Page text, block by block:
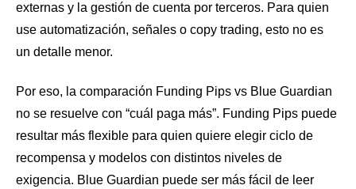
externas y la gestión de cuenta por terceros. Para quien
use automatización, señales o copy trading, esto no es
un detalle menor.
Por eso, la comparación Funding Pips vs Blue Guardian
no se resuelve con “cuál paga más”. Funding Pips puede
resultar más flexible para quien quiere elegir ciclo de
recompensa y modelos con distintos niveles de
exigencia. Blue Guardian puede ser más fácil de leer